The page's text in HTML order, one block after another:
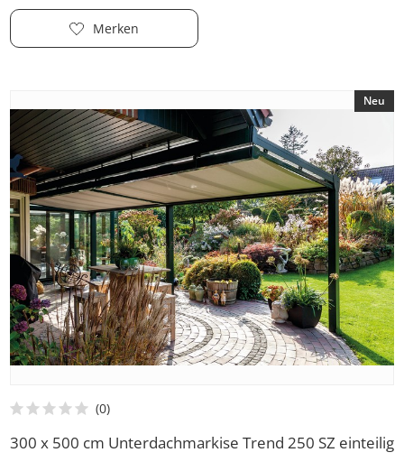
Merken
Neu
300 x 500 cm Unterdachmarkise Trend 250 SZ einteilig